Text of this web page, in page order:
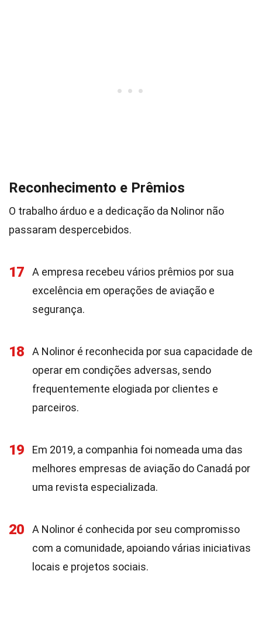
Reconhecimento e Prêmios
O trabalho árduo e a dedicação da Nolinor não
passaram despercebidos.
17
A empresa recebeu vários prêmios por sua
excelência em operações de aviação e
segurança.
18
A Nolinor é reconhecida por sua capacidade de
operar em condições adversas, sendo
frequentemente elogiada por clientes e
parceiros.
19
Em 2019, a companhia foi nomeada uma das
melhores empresas de aviação do Canadá por
uma revista especializada.
20
A Nolinor é conhecida por seu compromisso
com a comunidade, apoiando várias iniciativas
locais e projetos sociais.